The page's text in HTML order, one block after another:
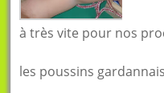
à très vite pour nos
les poussins gardannais